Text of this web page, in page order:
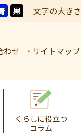
黒 文字の大きさ
わせ サイトマップ
くらしに役立つ
コラム